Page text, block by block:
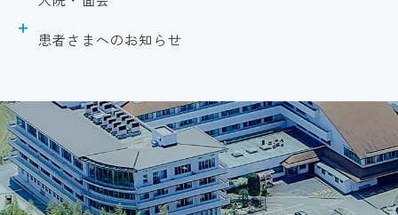
入院のご案内
患者さまへのお知らせ
診療情報開示請求について
患者様相談窓口
患者さまの権利に関する病院宣言